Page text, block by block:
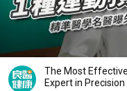
The Most
Expert in